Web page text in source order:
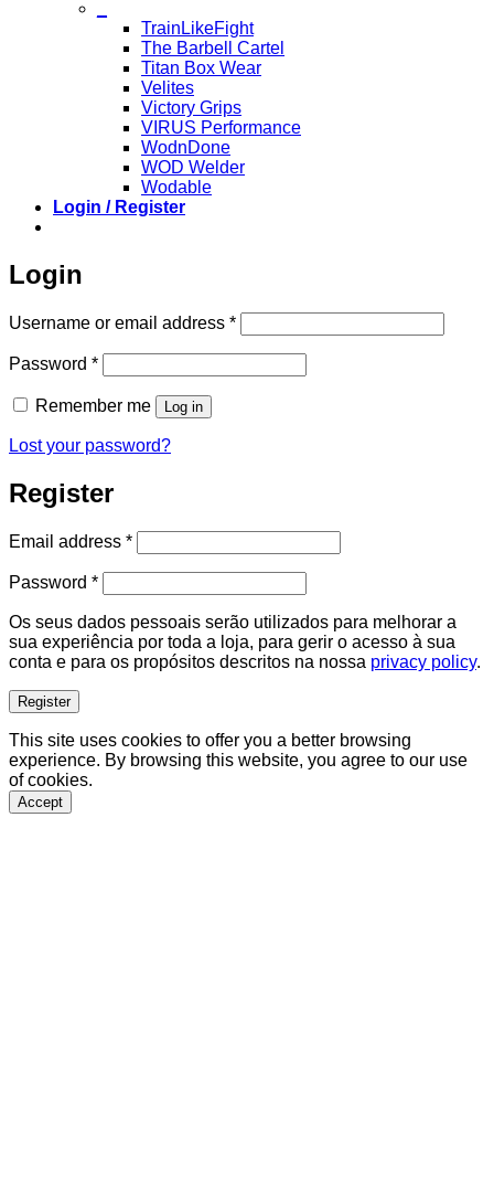
TrainLikeFight
The Barbell Cartel
Titan Box Wear
Velites
Victory Grips
VIRUS Performance
WodnDone
WOD Welder
Wodable
Login / Register
Login
Username or email address *Required
Password *Required
Remember me Log in
Lost your password?
Register
Email address *Required
Password *Required
Os seus dados pessoais serão utilizados para melhorar a
sua experiência por toda a loja, para gerir o acesso à sua
conta e para os propósitos descritos na nossa privacy policy.
Register
This site uses cookies to offer you a better browsing
experience. By browsing this website, you agree to our use
of cookies.
Accept